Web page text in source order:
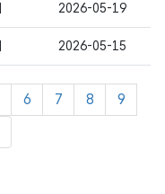
2026-05-19
2026-05-15
6 7 8
9